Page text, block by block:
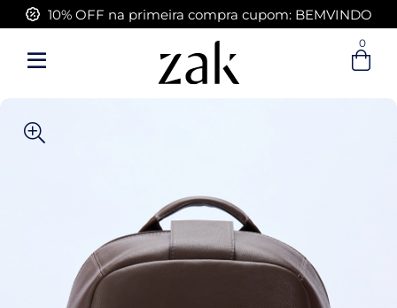
Entre com email ou cpf/cnpj
FRETE GRÁTIS acima de R$ 399,00
0